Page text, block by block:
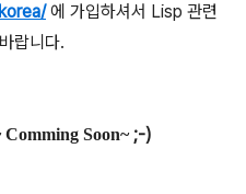
에 가입하셔서 Lisp 관련
랍니다.
Soon~;-)